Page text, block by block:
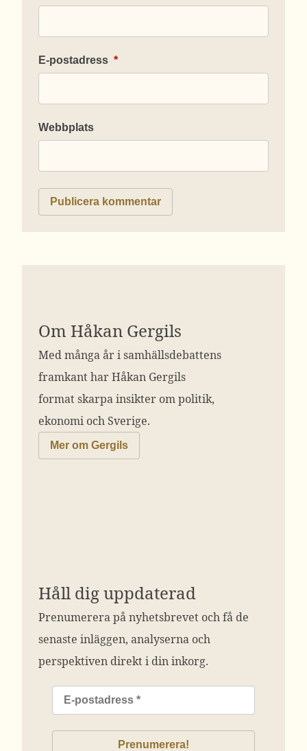
E-postadress *
Webbplats
Om Håkan Gergils
Med många år i samhällsdebattens
framkant har Håkan Gergils
format skarpa insikter om politik,
ekonomi och Sverige.
Mer om Gergils
Håll dig uppdaterad
Prenumerera på nyhetsbrevet och få de
senaste inläggen, analyserna och
perspektiven direkt i din inkorg.